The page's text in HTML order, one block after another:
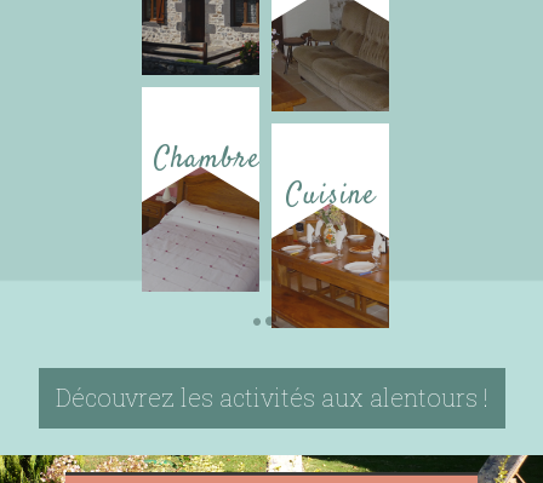
Chambres
Cuisine
Découvrez les activités aux alentours !